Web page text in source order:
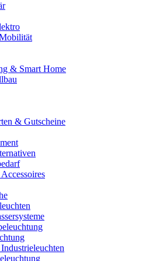
& Smart Home
& Gutscheine